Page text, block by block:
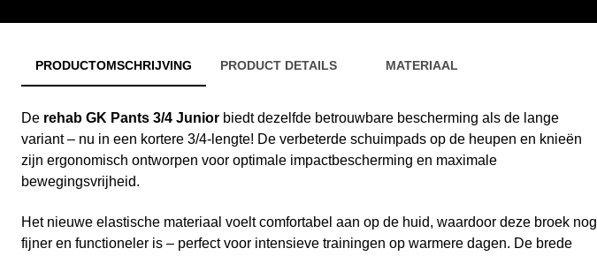
PRODUCTOMSCHRIJVING PRODUCT DETAILS MATERIAAL
De rehab GK Pants 3/4 Junior biedt dezelfde betrouwbare bescherming als de lange
variant – nu in een kortere 3/4-lengte! De verbeterde schuimpads op de heupen en knieën
zijn ergonomisch ontworpen voor optimale impactbescherming en maximale
bewegingsvrijheid.
Het nieuwe elastische materiaal voelt comfortabel aan op de huid, waardoor deze broek nog
fijner en functioneler is – perfect voor intensieve trainingen op warmere dagen. De brede